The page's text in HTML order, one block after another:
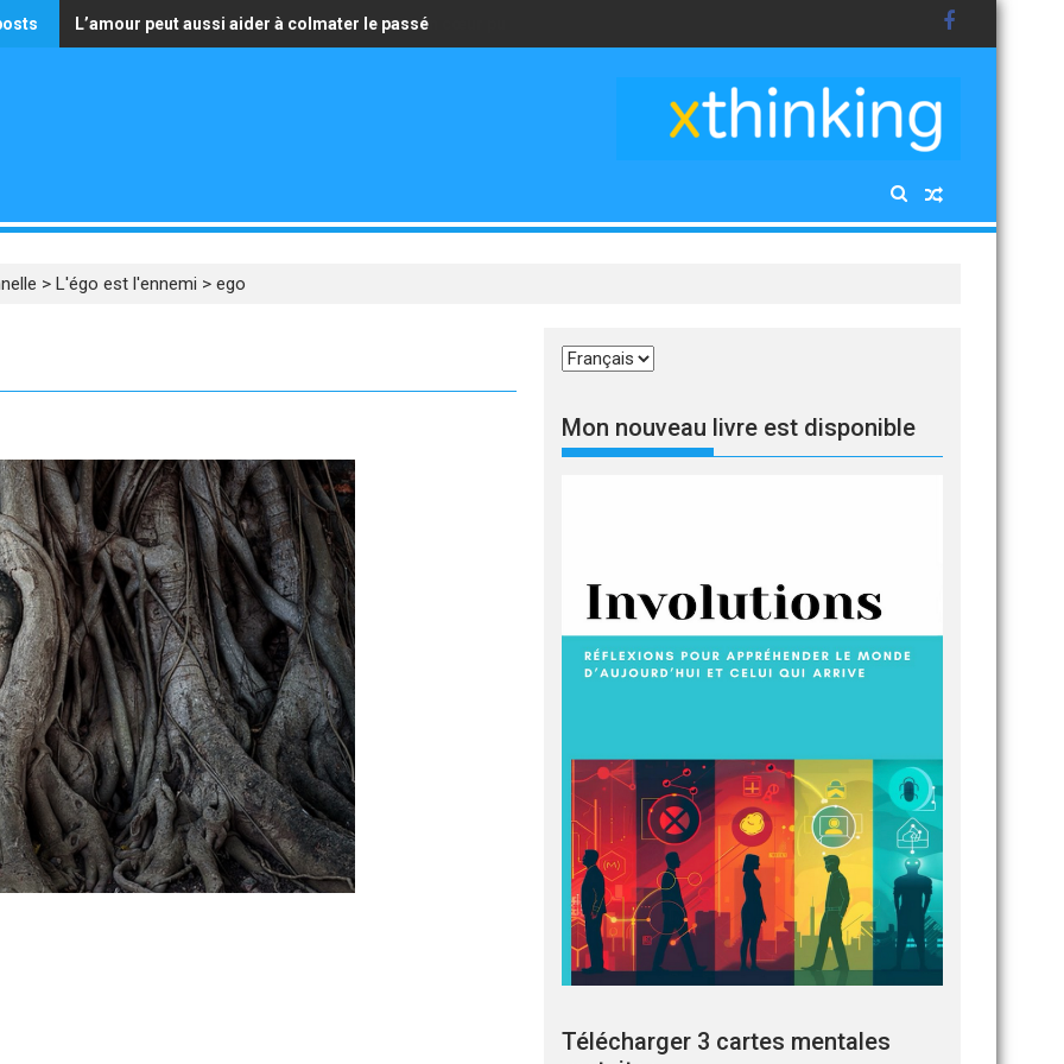
L’amour peut aussi aider à colmater le passé
La seule richesse qui vaille est celle d’avoir un cœur pur
> L'égo est l'ennemi > ego
Choisir
langue
Mon nouveau livre est disponible
Télécharger 3 cartes mentales